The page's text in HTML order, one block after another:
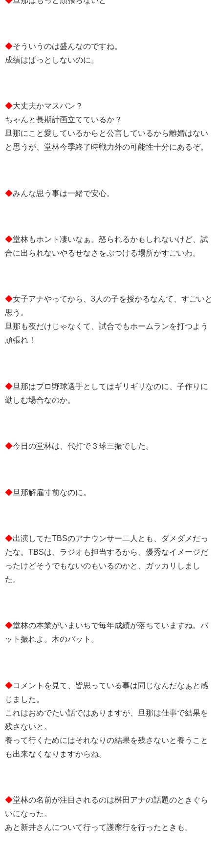
◆そういうのは盛んなのですね。
成績はぱっとしないのに。
◆大丈夫かマスパン？
ちゃんと長期計画立てているか？
旦那にこと愛しているからと公言しているから離婚はない
と思うが、堂林今季終了時戦力外の可能性十分にあるぞ。
◆みんな思う事は一緒で安心。
◆堂林もホント凄いなぁ。怒られるかもしれないけど、試
合に出られないやるせなさをぶつける場所がすごいわ。
◆女子アナやってから、3人の子を授かるなんて、すごいと
思う。
旦那も夜だけじゃなくて、試合でもホームランを打つよう
頑張れ！
◆旦那はプロ野球選手としてはギリギリなのに、子作りに
勤しむ場合なのか。
◆今日の堂林は、代打で３球三振でした。
◆旦那解雇寸前なのに。
◆出演してたTBSのアナウンサー二人とも、ダメダメだっ
たな。TBSは、ラジオも担当するから、優秀なイメージだ
ったけどそうでもないのもいるのかと、ガッカリしまし
た。
◆堂林の本業がいまいちで毎年成績が落ちていますね。バ
ット振れよ。木のバット。
◆コメントを見て、皆思っている事は同じなんだなぁと感
じました。
これはおめでたい話ではありますが、旦那は仕事で結果を
残さないと。
養って行くためにはそれなりの結果を残さないと養うこと
も出来なくなりますからね。
◆堂林の名前が注目されるのは桝田アナの話題のときぐら
いになった。
あと新井さんについて行って護摩行を行ったときも。